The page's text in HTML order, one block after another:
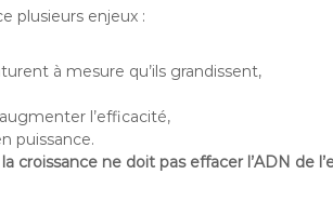
plusieurs enjeux :
à mesure qu’ils grandissent,
l’efficacité,
puissance.
la croissance ne doit pas effacer l’ADN de